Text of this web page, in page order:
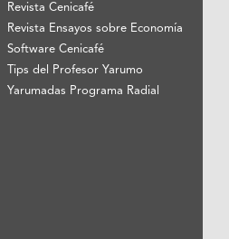
Revista Cenicafé
Revista Ensayos sobre Economía
Software Cenicafé
Tips del Profesor Yarumo
Yarumadas Programa Radial